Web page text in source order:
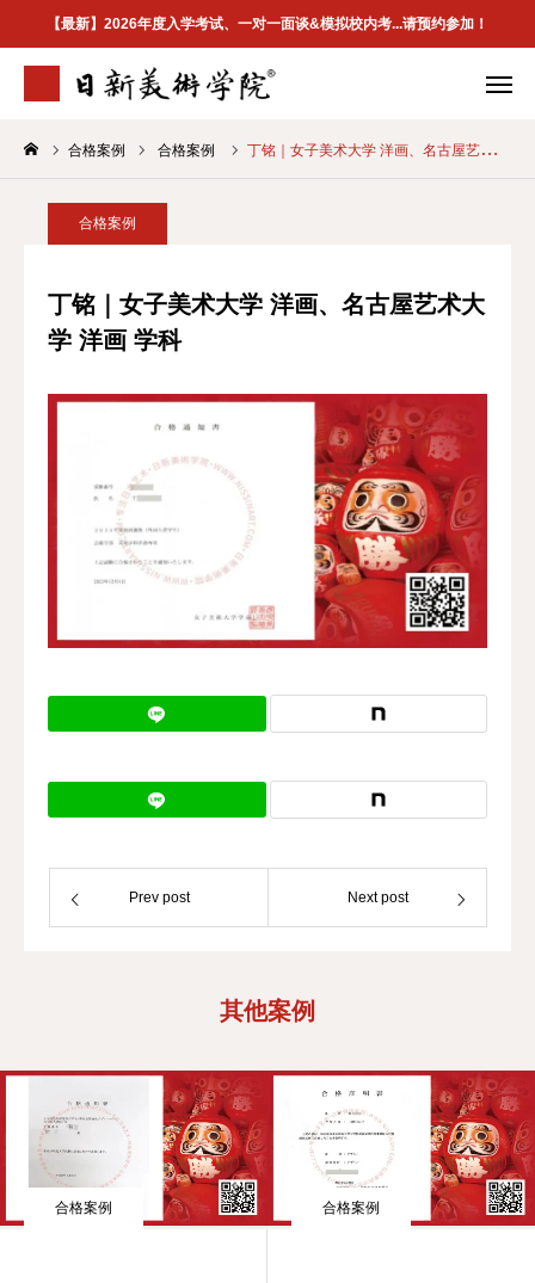
【最新】2026年度入学考试、一对一面谈&模拟校内考...请预约参加！
合格案例 合格案例 丁铭｜女子美术大学 洋画、名古屋艺术大学 洋画 学科
合格案例
丁铭｜女子美术大学 洋画、名古屋艺术大
学 洋画 学科
Prev post Next post
其他案例
合格案例 合格案例
学院介绍 专业案内
合格案例
学院介紹
最新資訊